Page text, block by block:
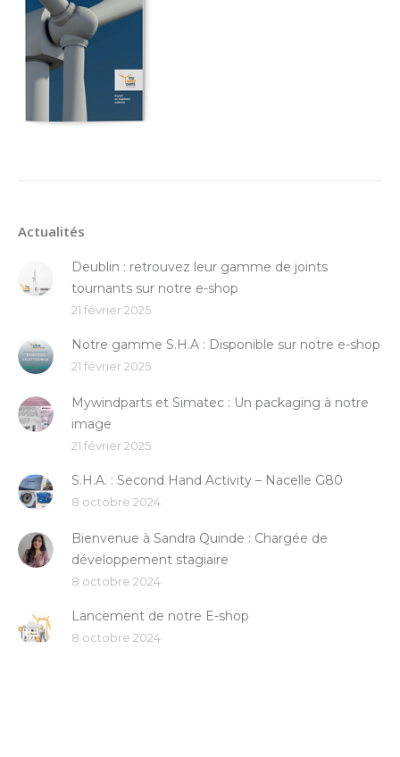
Actualités
Deublin : retrouvez leur gamme de joints
tournants sur notre e-shop
21 février 2025
Notre gamme S.H.A : Disponible sur notre e-shop
21 février 2025
Mywindparts et Simatec : Un packaging à notre
image
21 février 2025
S.H.A. : Second Hand Activity – Nacelle G80
8 octobre 2024
Bienvenue à Sandra Quinde : Chargée de
développement stagiaire
8 octobre 2024
Lancement de notre E-shop
8 octobre 2024